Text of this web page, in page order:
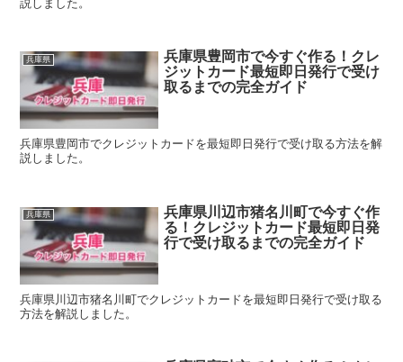
説しました。
兵庫県
兵庫県豊岡市で今すぐ作る！クレ
ジットカード最短即日発行で受け
取るまでの完全ガイド
兵庫県豊岡市でクレジットカードを最短即日発行で受け取る方法を解
説しました。
兵庫県
兵庫県川辺市猪名川町で今すぐ作
る！クレジットカード最短即日発
行で受け取るまでの完全ガイド
兵庫県川辺市猪名川町でクレジットカードを最短即日発行で受け取る
方法を解説しました。